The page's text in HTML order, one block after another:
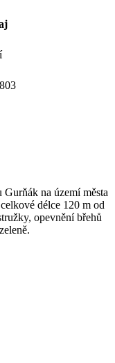
na území města
délce 120 m od
opevnění břehů